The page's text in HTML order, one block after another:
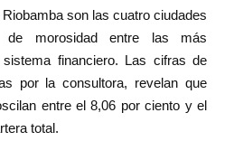
son las cuatro ciudades
de morosidad entre las más
financiero. Las cifras de
por la consultora, revelan que
entre el 8,06 por ciento y el
total.